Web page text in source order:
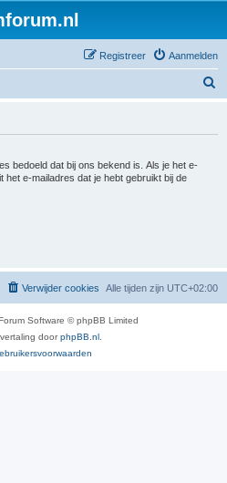
Aanmelden
Registreer
bedoeld dat bij ons bekend is. Als je het e-
het e-mailadres dat je hebt gebruikt bij de
Alle tijden zijn UTC+02:00
Verwijder cookies
Software © phpBB Limited
doorphpBB.nl